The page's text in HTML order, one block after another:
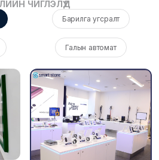
ЧИГЛЭЛҮҮД
Барилга угсралт
Галын автомат